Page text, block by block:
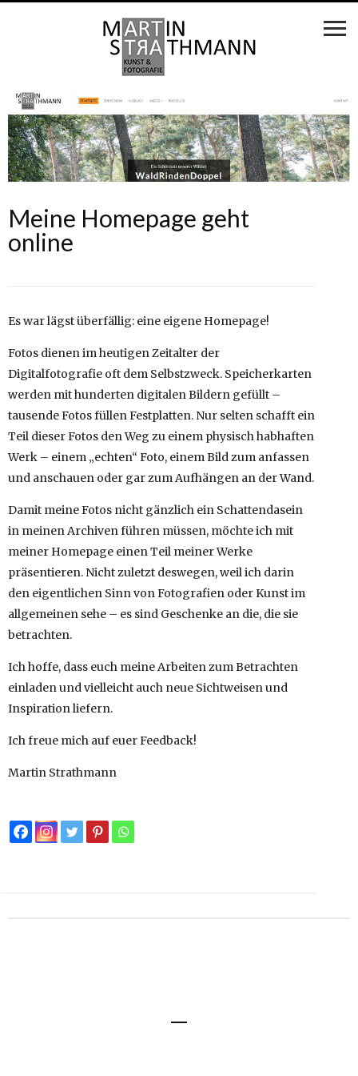
Meine Homepage geht
online
Es war lägst überfällig: eine eigene Homepage!
Fotos dienen im heutigen Zeitalter der
Digitalfotografie oft dem Selbstzweck. Speicherkarten
werden mit hunderten digitalen Bildern gefüllt –
tausende Fotos füllen Festplatten. Nur selten schafft ein
Teil dieser Fotos den Weg zu einem physisch habhaften
Werk – einem „echten“ Foto, einem Bild zum anfassen
und anschauen oder gar zum Aufhängen an der Wand.
Damit meine Fotos nicht gänzlich ein Schattendasein
in meinen Archiven führen müssen, möchte ich mit
meiner Homepage einen Teil meiner Werke
präsentieren. Nicht zuletzt deswegen, weil ich darin
den eigentlichen Sinn von Fotografien oder Kunst im
allgemeinen sehe – es sind Geschenke an die, die sie
betrachten.
Ich hoffe, dass euch meine Arbeiten zum Betrachten
einladen und vielleicht auch neue Sichtweisen und
Inspiration liefern.
Ich freue mich auf euer Feedback!
Martin Strathmann